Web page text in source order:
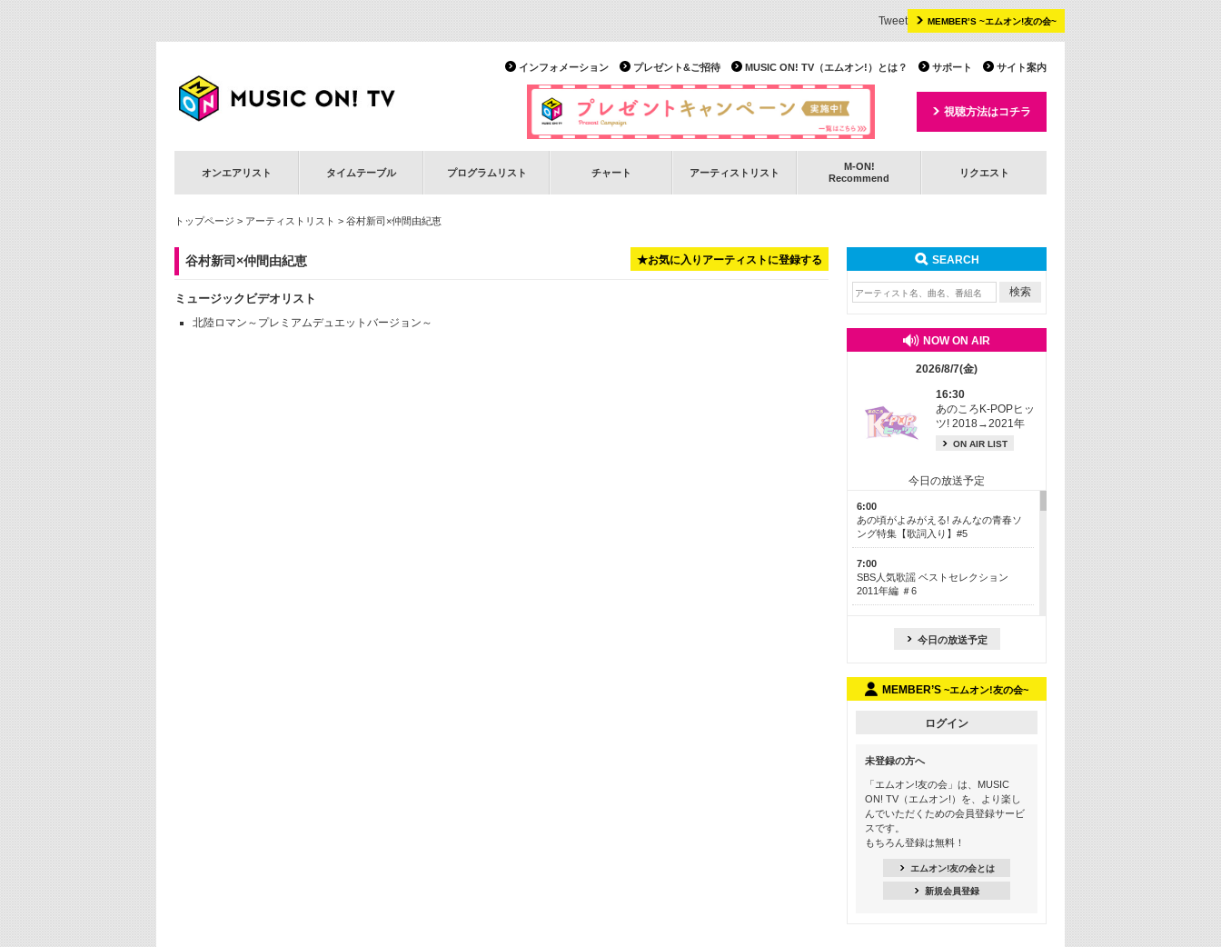
MEMBER’S ~エムオン!友の会~
Tweet
サイト案内
サポート
MUSIC ON! TV（エムオン!）とは？
プレゼント&ご招待
インフォメーション
視聴方法はコチラ
オンエアリスト タイムテーブル プログラムリスト チャート アーティストリスト
M-ON!
Recommend
リクエスト
トップページ > アーティストリスト > 谷村新司×仲間由紀恵
★お気に入りアーティストに登録する
谷村新司×仲間由紀恵
ミュージックビデオリスト
北陸ロマン～プレミアムデュエットバージョン～
SEARCH
NOW ON AIR
2026/8/7(金)
16:30
あのころK-POPヒッ
ツ! 2018→2021年
ON AIR LIST
今日の放送予定
6:00
あの頃がよみがえる! みんなの青春ソ
ング特集【歌詞入り】#5
7:00
SBS人気歌謡 ベストセレクション
2011年編 ＃6
今も昔も愛される鉄板カラオケメドレ
ー【歌詞入り】 一挙5時間！
13:30
Apple Music カウントダウン 20
16:30
あのころK-POPヒッツ! 2018→2021年
18:30
M-ON! Countdown K
今日の放送予定
MEMBER’S ~エムオン!友の会~
ログイン
未登録の方へ
「エムオン!友の会」は、MUSIC
ON! TV（エムオン!）を、より楽し
んでいただくための会員登録サービ
スです。
もちろん登録は無料！
エムオン!友の会とは
新規会員登録